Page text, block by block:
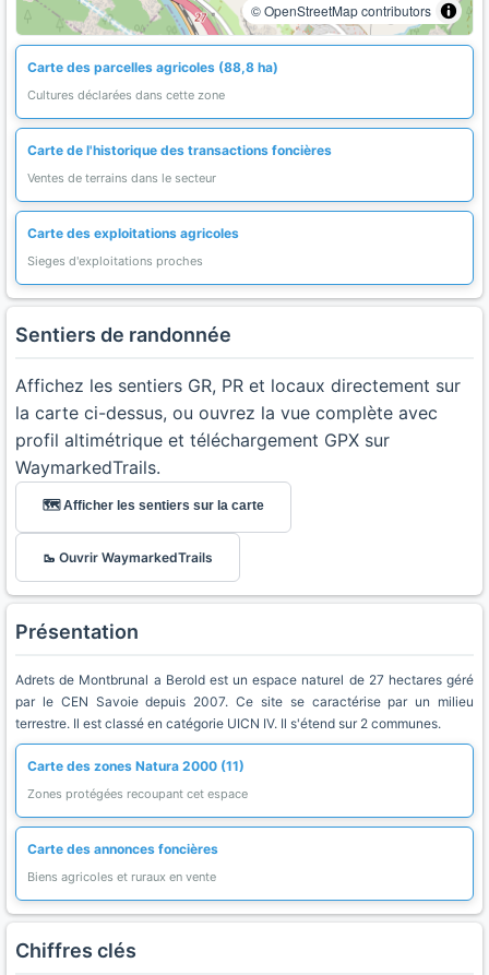
© OpenStreetMap contributors
Carte des parcelles agricoles (88,8 ha)
Cultures déclarées dans cette zone
Carte de l'historique des transactions foncières
Ventes de terrains dans le secteur
Carte des exploitations agricoles
Sieges d'exploitations proches
Sentiers de randonnée
Affichez les sentiers GR, PR et locaux directement sur
la carte ci-dessus, ou ouvrez la vue complète avec
profil altimétrique et téléchargement GPX sur
WaymarkedTrails.
🗺️ Afficher les sentiers sur la carte
🥾 Ouvrir WaymarkedTrails
Présentation
Adrets de Montbrunal a Berold est un espace naturel de 27 hectares géré
par le CEN Savoie depuis 2007. Ce site se caractérise par un milieu
terrestre. Il est classé en catégorie UICN IV. Il s'étend sur 2 communes.
Carte des zones Natura 2000 (11)
Zones protégées recoupant cet espace
Carte des annonces foncières
Biens agricoles et ruraux en vente
Chiffres clés